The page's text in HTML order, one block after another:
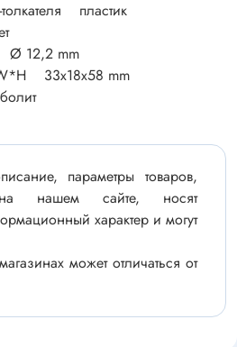
пластик
Ø 12,2 mm
33х18х58 mm
параметры товаров,
на нашем сайте, носят
характер и могут
может отличаться от